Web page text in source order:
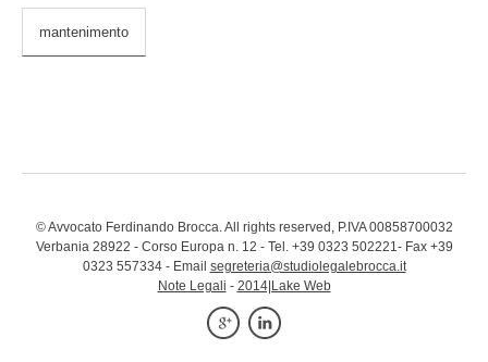
mantenimento
© Avvocato Ferdinando Brocca. All rights reserved, P.IVA 00858700032
Verbania 28922 - Corso Europa n. 12 - Tel. +39 0323 502221- Fax +39
0323 557334 - Email segreteria@studiolegalebrocca.it
Note Legali - 2014|Lake Web